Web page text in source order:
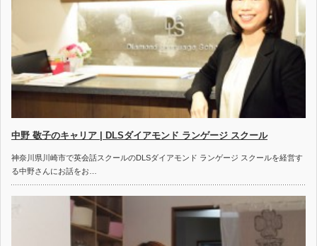
中野 敬子のキャリア | DLSダイアモンド ランゲージ スクール
神奈川県川崎市で英会話スクールのDLSダイアモンド ランゲージ スクールを経営す
る中野さんにお話をお…